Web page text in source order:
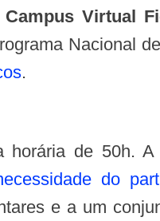
Campus Virtual
Nacional
.
horária de 50h. A
do
e a um